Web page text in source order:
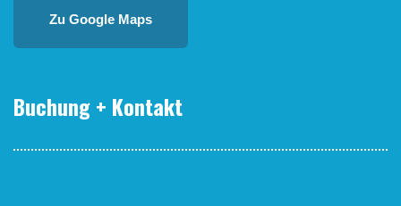
Zu Google Maps
Buchung + Kontakt